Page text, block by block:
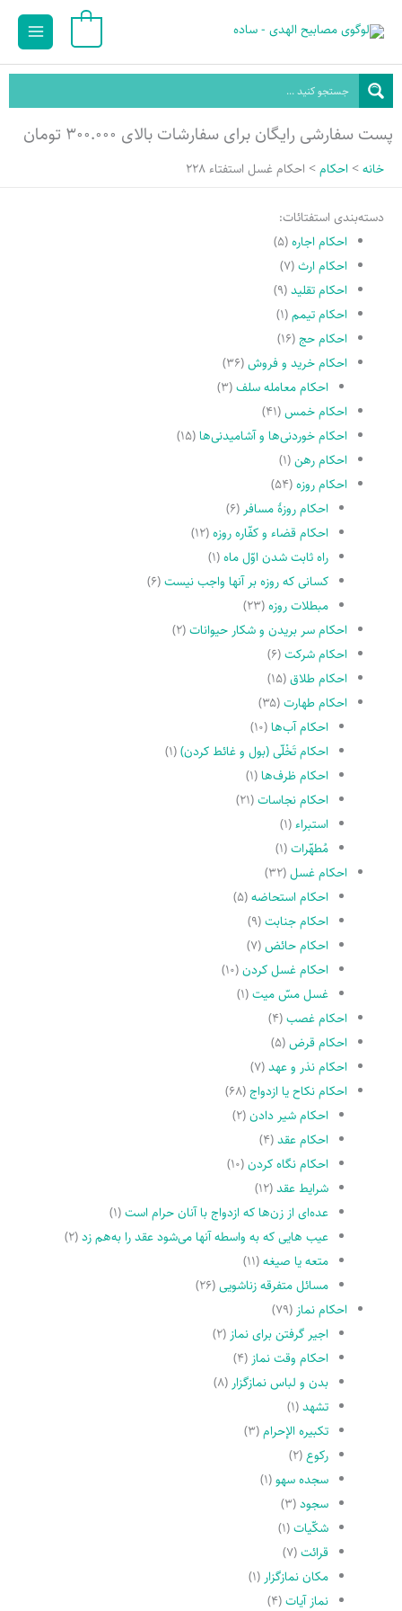
محتوا
Main
پست سفارشی رایگان برای سفارشات بالای ۳۰۰.۰۰۰ تومان
خانه احکام احکام غسل استفتاء 228
دسته‌بندی استفتائات:
احکام اجاره(۵)
احکام ارث(۷)
احکام تقلید(۹)
احکام تیمم(۱)
احکام حج(۱۶)
احکام خرید و فروش(۳۶)
احکام معامله سلف(۳)
احکام خمس(۴۱)
احکام خوردنی‌ها و آشامیدنی‌ها(۱۵)
احکام رهن(۱)
احکام روزه(۵۴)
احکام روزۀ مسافر (۶)
احکام قضاء و کفّاره روزه(۱۲)
راه ثابت شدن اوّل ماه(۱)
کسانى که روزه بر آنها واجب نیست(۶)
مبطلات روزه(۲۳)
احکام سر بریدن و شکار حیوانات(۲)
احکام شرکت(۶)
احکام طلاق(۱۵)
احکام طهارت(۳۵)
احکام آب‌ها(۱۰)
احکام تَخْلّى (بول و غائط کردن)(۱)
احکام ظرف‌ها(۱)
احکام نجاسات(۲۱)
استبراء(۱)
مُطهّرات(۱)
احکام غسل(۳۲)
احکام استحاضه(۵)
احکام جنابت(۹)
احکام حائض(۷)
احکام غسل کردن(۱۰)
غسل مسّ میت(۱)
احکام غصب(۴)
احکام قرض(۵)
احکام نذر و عهد(۷)
احکام نکاح یا ازدواج(۶۸)
احکام شیر دادن(۲)
احکام عقد(۴)
احکام نگاه کردن(۱۰)
شرایط عقد(۱۲)
عده‌اى از زن‌ها که ازدواج با آنان حرام است(۱)
عیب هایى که به واسطه آنها مى‌شود عقد را به‌هم زد(۲)
متعه یا صیغه(۱۱)
مسائل متفرقه زناشویى(۲۶)
احکام نماز (۷۹)
اجیر گرفتن براى نماز (۲)
احکام وقت نماز (۴)
بدن و لباس نمازگزار (۸)
تشهد(۱)
تکبیره الإحرام(۳)
رکوع(۲)
سجده سهو(۱)
سجود(۳)
شکّیات(۱)
قرائت(۷)
مکان نمازگزار (۱)
نماز آیات(۴)